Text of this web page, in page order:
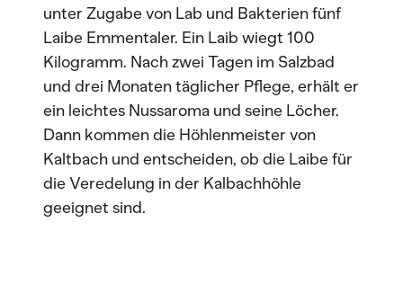
unter Zugabe von Lab und Bakterien fünf
Laibe Emmentaler. Ein Laib wiegt 100
Kilogramm. Nach zwei Tagen im Salzbad
und drei Monaten täglicher Pflege, erhält er
ein leichtes Nussaroma und seine Löcher.
Dann kommen die Höhlenmeister von
Kaltbach und entscheiden, ob die Laibe für
die Veredelung in der Kalbachhöhle
geeignet sind.